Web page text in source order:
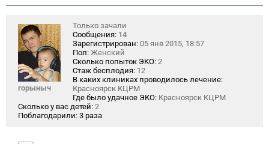
горыныч
Только зачали
Сообщения: 14
Зарегистрирован: 05 янв 2015, 18:57
Пол: Женский
Сколько попыток ЭКО: 2
Стаж бесплодия: 12
В каких клиниках проводилось лечение:
Красноярск КЦРМ
Где было удачное ЭКО: Красноярск КЦРМ
Сколько у вас детей: 2
Поблагодарили: 3 раза